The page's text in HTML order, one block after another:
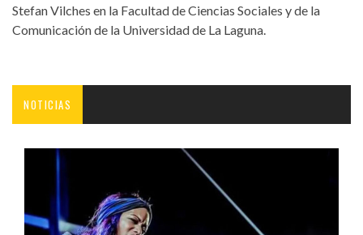
Stefan Vilches en la Facultad de Ciencias Sociales y de la
Comunicación de la Universidad de La Laguna.
NOTICIAS